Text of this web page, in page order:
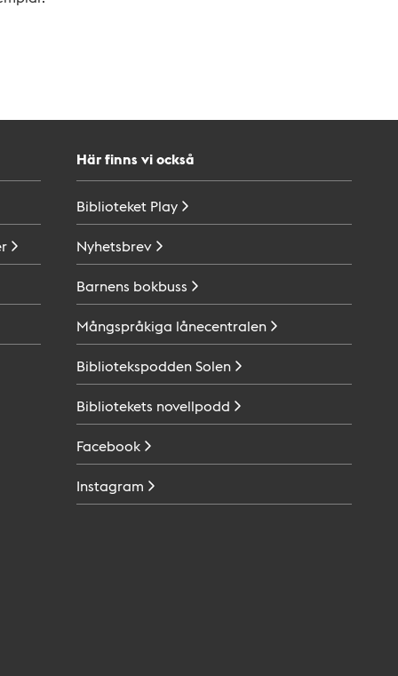
Här finns vi också
Biblioteket Play
Nyhetsbrev
Barnens bokbuss
Mångspråkiga lånecentralen
BibliotekspoddenSolen
Bibliotekets novellpodd
Facebook
Instagram